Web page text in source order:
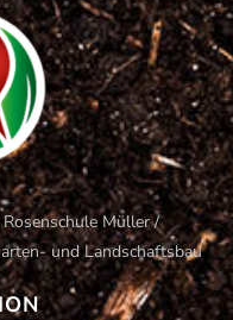
Müller /
und Landschaftsbau